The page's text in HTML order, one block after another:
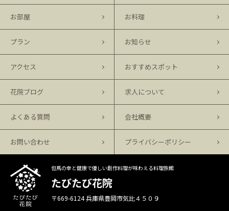
お部屋 お料理
プラン お知らせ
アクセス おすすめスポット
花院ブログ 求人について
よくある質問 会社概要
お問い合わせ プライバシーポリシー
但馬の幸と健康で優しい創作料理が味わえる料理旅館
たびたび花院
〒669-6124 兵庫県豊岡市気比４５０９